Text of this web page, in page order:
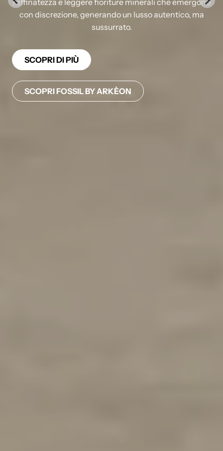
con discrezione, generando un lusso autentico, ma
sussurrato.
SCOPRI DI PIÙ
SCOPRI FOSSIL BY ARKÈON